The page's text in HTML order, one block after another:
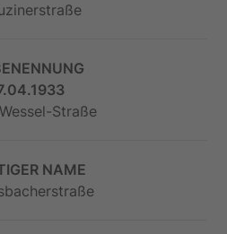
Straße
NAME